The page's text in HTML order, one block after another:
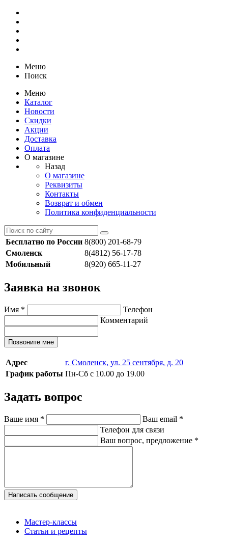
Меню
Поиск
Меню
Каталог
Новости
Скидки
Акции
Доставка
Оплата
О магазине
Назад
О магазине
Реквизиты
Контакты
Возврат и обмен
Политика конфиденциальности
Бесплатно по России 8(800) 201-68-79
Смоленск
8(4812) 56-17-78
Мобильный
8(920) 665-11-27
Заявка на звонок
Имя *
Телефон
Комментарий
Позвоните мне
Адрес
г. Смоленск, ул. 25 сентября, д. 20
График работы Пн-Сб с 10.00 до 19.00
Задать вопрос
Ваше имя * Ваш email *
Телефон для связи
Ваш вопрос, предложение *
Написать сообщение
Мастер-классы
Статьи и рецепты